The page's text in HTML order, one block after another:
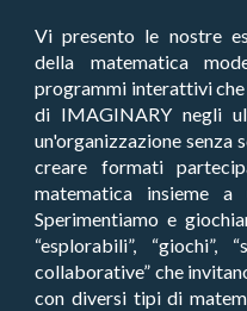
Vi presento le nostre
della matematica
programmi interattivi
di IMAGINARY negli
un'organizzazione
creare formati
matematica insieme a
Sperimentiamo e
“esplorabili”, “giochi”,
collaborative” che
con diversi tipi di